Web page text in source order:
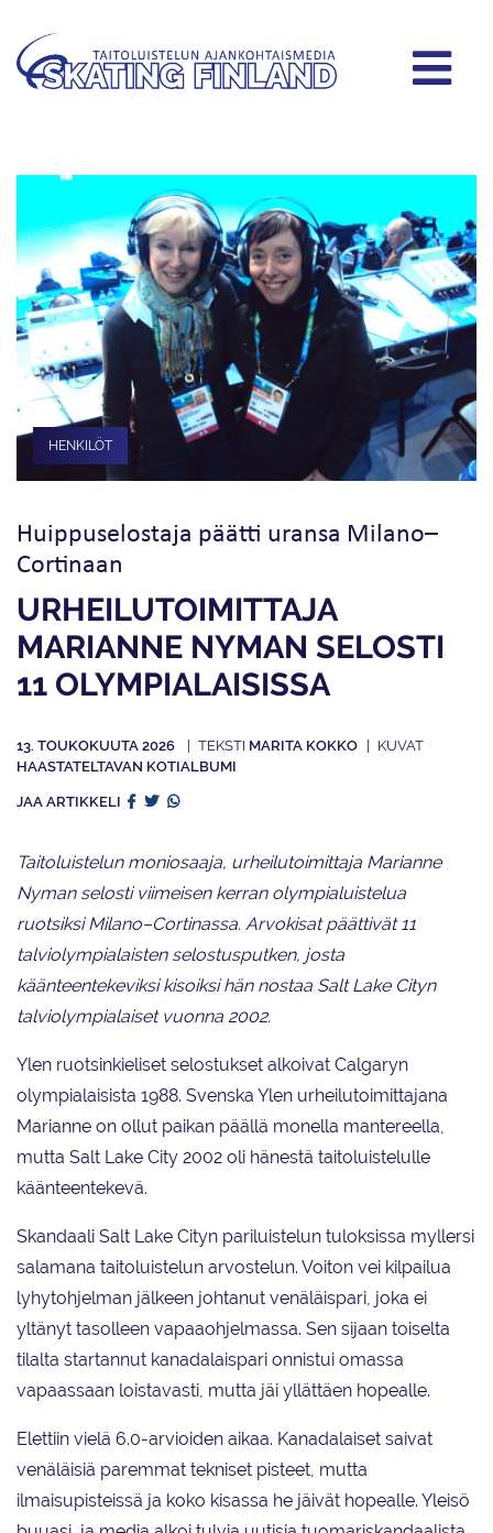
HENKILÖT
Huippuselostaja päätti uransa Milano–
Cortinaan
URHEILUTOIMITTAJA
MARIANNE NYMAN SELOSTI
11 OLYMPIALAISISSA
13. TOUKOKUUTA 2026
MARITA KOKKO
HAASTATELTAVAN KOTIALBUMI
JAA ARTIKKELI
Taitoluistelun moniosaaja, urheilutoimittaja Marianne
Nyman selosti viimeisen kerran olympialuistelua
ruotsiksi Milano–Cortinassa. Arvokisat päättivät 11
talviolympialaisten selostusputken, josta
käänteentekeviksi kisoiksi hän nostaa Salt Lake Cityn
talviolympialaiset vuonna 2002.
Ylen ruotsinkieliset selostukset alkoivat Calgaryn
olympialaisista 1988. Svenska Ylen urheilutoimittajana
Marianne on ollut paikan päällä monella mantereella,
mutta Salt Lake City 2002 oli hänestä taitoluistelulle
käänteentekevä.
Skandaali Salt Lake Cityn pariluistelun tuloksissa myllersi
salamana taitoluistelun arvostelun. Voiton vei kilpailua
lyhytohjelman jälkeen johtanut venäläispari, joka ei
yltänyt tasolleen vapaaohjelmassa. Sen sijaan toiselta
tilalta startannut kanadalaispari onnistui omassa
vapaassaan loistavasti, mutta jäi yllättäen hopealle.
Elettiin vielä 6.0-arvioiden aikaa. Kanadalaiset saivat
venäläisiä paremmat tekniset pisteet, mutta
ilmaisupisteissä ja koko kisassa he jäivät hopealle. Yleisö